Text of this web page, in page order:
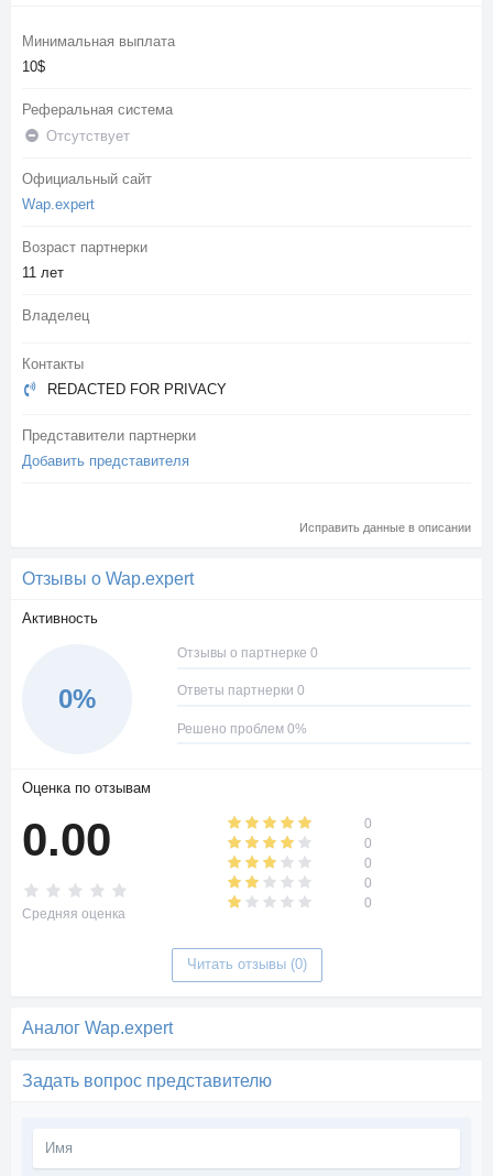
Минимальная выплата
10$
Реферальная система
Отсутствует
Официальный сайт
Wap.expert
Возраст партнерки
11 лет
Владелец
Контакты
REDACTED FOR PRIVACY
Представители партнерки
Добавить представителя
Исправить данные в описании
Отзывы о Wap.expert
Активность
0%
Отзывы о партнерке 0
Ответы партнерки 0
Решено проблем 0%
Оценка по отзывам
0.00
Средняя оценка
0
0
0
0
0
Читать отзывы (0)
Аналог Wap.expert
Задать вопрос представителю